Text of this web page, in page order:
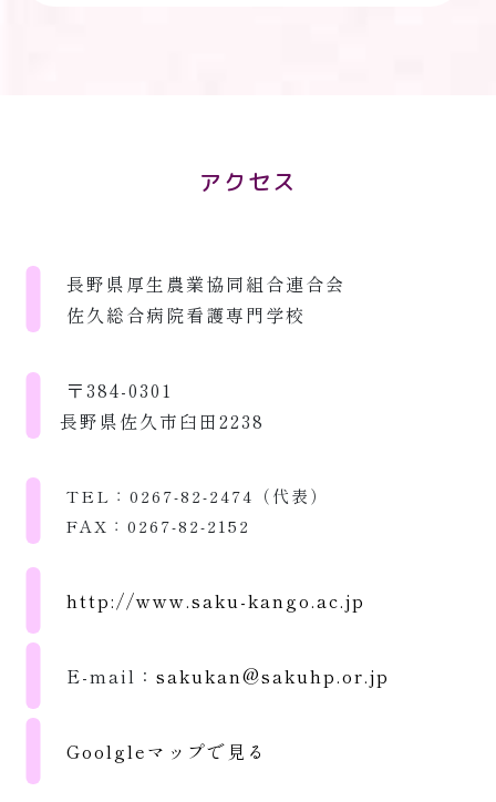
アクセス
長野県厚生農業協同組合連合会
佐久総合病院看護専門学校
〒384-0301
長野県佐久市臼田2238
TEL：0267-82-2474（代表）
FAX：0267-82-2152
http://www.saku-kango.ac.jp
E-mail： sakukan@sakuhp.or.jp
Goolgleマップで見る